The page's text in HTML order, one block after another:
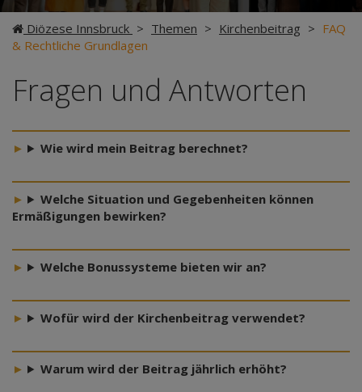
Diözese Innsbruck > Themen > Kirchenbeitrag > FAQ
& Rechtliche Grundlagen
Fragen und Antworten
Wie wird mein Beitrag berechnet?
Welche Situation und Gegebenheiten können
Ermäßigungen bewirken?
Welche Bonussysteme bieten wir an?
Wofür wird der Kirchenbeitrag verwendet?
Warum wird der Beitrag jährlich erhöht?